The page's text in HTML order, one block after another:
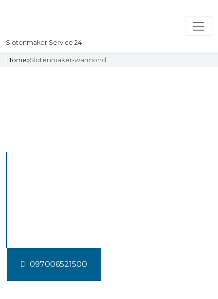
Slotenmaker Service 24
Home»Slotenmaker-warmond
097006521500